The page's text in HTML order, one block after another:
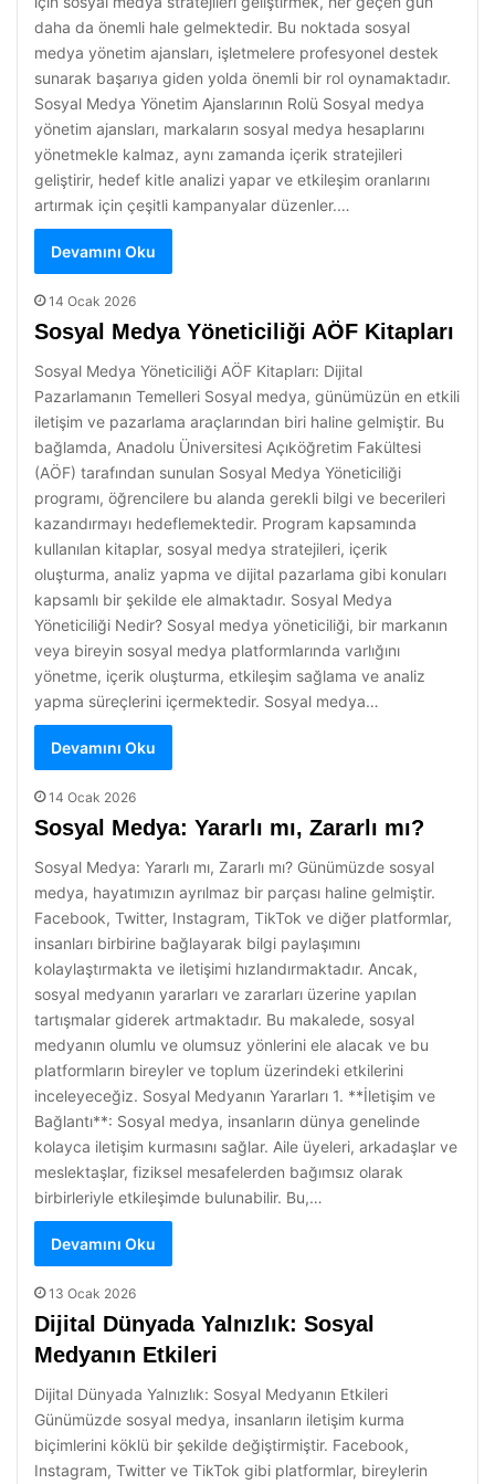
daha da önemli hale gelmektedir. Bu noktada sosyal
medya yönetim ajansları, işletmelere profesyonel destek
sunarak başarıya giden yolda önemli bir rol oynamaktadır.
Sosyal Medya Yönetim Ajanslarının Rolü Sosyal medya
yönetim ajansları, markaların sosyal medya hesaplarını
yönetmekle kalmaz, aynı zamanda içerik stratejileri
geliştirir, hedef kitle analizi yapar ve etkileşim oranlarını
artırmak için çeşitli kampanyalar düzenler.…
Devamını Oku
14 Ocak 2026
Sosyal Medya Yöneticiliği AÖF Kitapları
Sosyal Medya Yöneticiliği AÖF Kitapları: Dijital
Pazarlamanın Temelleri Sosyal medya, günümüzün en etkili
iletişim ve pazarlama araçlarından biri haline gelmiştir. Bu
bağlamda, Anadolu Üniversitesi Açıköğretim Fakültesi
(AÖF) tarafından sunulan Sosyal Medya Yöneticiliği
programı, öğrencilere bu alanda gerekli bilgi ve becerileri
kazandırmayı hedeflemektedir. Program kapsamında
kullanılan kitaplar, sosyal medya stratejileri, içerik
oluşturma, analiz yapma ve dijital pazarlama gibi konuları
kapsamlı bir şekilde ele almaktadır. Sosyal Medya
Yöneticiliği Nedir? Sosyal medya yöneticiliği, bir markanın
veya bireyin sosyal medya platformlarında varlığını
yönetme, içerik oluşturma, etkileşim sağlama ve analiz
yapma süreçlerini içermektedir. Sosyal medya…
Devamını Oku
14 Ocak 2026
Sosyal Medya: Yararlı mı, Zararlı mı?
Sosyal Medya: Yararlı mı, Zararlı mı? Günümüzde sosyal
medya, hayatımızın ayrılmaz bir parçası haline gelmiştir.
Facebook, Twitter, Instagram, TikTok ve diğer platformlar,
insanları birbirine bağlayarak bilgi paylaşımını
kolaylaştırmakta ve iletişimi hızlandırmaktadır. Ancak,
sosyal medyanın yararları ve zararları üzerine yapılan
tartışmalar giderek artmaktadır. Bu makalede, sosyal
medyanın olumlu ve olumsuz yönlerini ele alacak ve bu
platformların bireyler ve toplum üzerindeki etkilerini
inceleyeceğiz. Sosyal Medyanın Yararları 1. **İletişim ve
Bağlantı**: Sosyal medya, insanların dünya genelinde
kolayca iletişim kurmasını sağlar. Aile üyeleri, arkadaşlar ve
meslektaşlar, fiziksel mesafelerden bağımsız olarak
birbirleriyle etkileşimde bulunabilir. Bu,…
Devamını Oku
13 Ocak 2026
Dijital Dünyada Yalnızlık: Sosyal
Medyanın Etkileri
Dijital Dünyada Yalnızlık: Sosyal Medyanın Etkileri
Günümüzde sosyal medya, insanların iletişim kurma
biçimlerini köklü bir şekilde değiştirmiştir. Facebook,
Instagram, Twitter ve TikTok gibi platformlar, bireylerin